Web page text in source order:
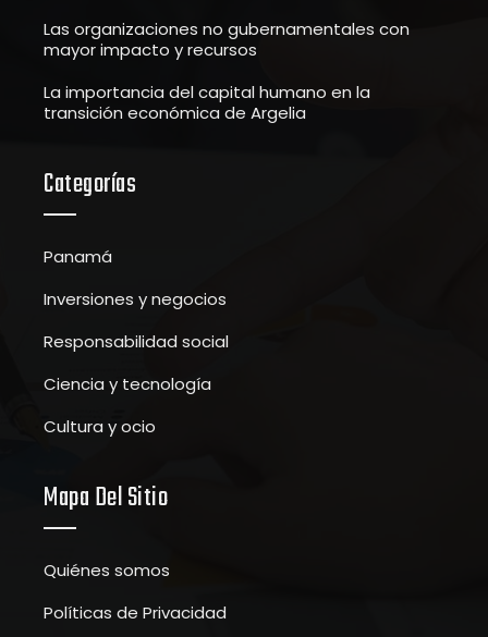
Las organizaciones no gubernamentales con
mayor impacto y recursos
La importancia del capital humano en la
transición económica de Argelia
Categorías
Panamá
Inversiones y negocios
Responsabilidad social
Ciencia y tecnología
Cultura y ocio
Mapa Del Sitio
Quiénes somos
Políticas de Privacidad